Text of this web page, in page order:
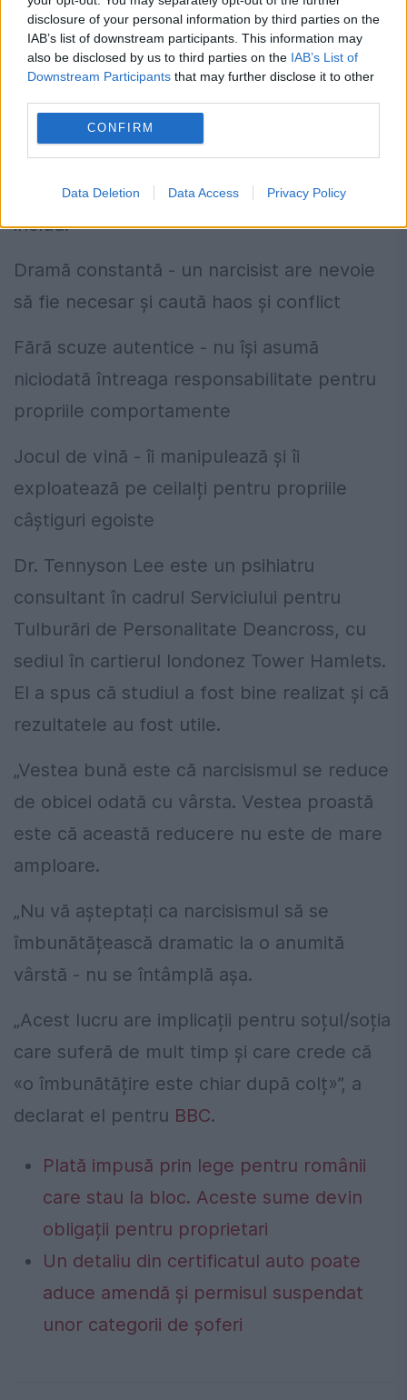
disclosure of your personal information by third parties on the
IAB’s list of downstream participants. This information may
also be disclosed by us to third parties on the IAB’s List of
Downstream Participants that may further disclose it to other
CONFIRM
Data Deletion Data Access Privacy Policy
facă față unei conversații după ce relația
lor s-a încheiat. Nu înseamnă neapărat că
este un narcisist agresiv.
Cum recunoști un narcisist?
Potrivit Dr. Davies, unele semne că ai putea
fi implicat sau în preajma unui narcisist
includ:
Dramă constantă - un narcisist are nevoie
să fie necesar și caută haos și conflict
Fără scuze autentice - nu își asumă
niciodată întreaga responsabilitate pentru
propriile comportamente
Jocul de vină - îi manipulează și îi
exploatează pe ceilalți pentru propriile
câștiguri egoiste
Dr. Tennyson Lee este un psihiatru
consultant în cadrul Serviciului pentru
Tulburări de Personalitate Deancross, cu
sediul în cartierul londonez Tower Hamlets.
El a spus că studiul a fost bine realizat și că
rezultatele au fost utile.
„Vestea bună este că narcisismul se reduce
de obicei odată cu vârsta. Vestea proastă
este că această reducere nu este de mare
amploare.
„Nu vă așteptați ca narcisismul să se
îmbunătățească dramatic la o anumită
vârstă - nu se întâmplă așa.
„Acest lucru are implicații pentru soțul/soția
care suferă de mult timp și care crede că
«o îmbunătățire este chiar după colț»”, a
declarat el pentru BBC.
Plată impusă prin lege pentru românii
care stau la bloc. Aceste sume devin
obligații pentru proprietari
Un detaliu din certificatul auto poate
aduce amendă și permisul suspendat
unor categorii de șoferi